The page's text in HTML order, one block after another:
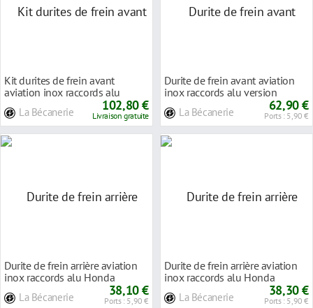
Kit durites de frein avant
aviation inox raccords alu
La Bécanerie 102,80 €
Livraison gratuite
Durite de frein avant aviation
inox raccords alu version
La Bécanerie 62,90 €
Ports : 5,90 €
Durite de frein arrière aviation
inox raccords alu Honda
La Bécanerie 38,10 €
Ports : 5,90 €
Durite de frein arrière aviation
inox raccords alu Honda
La Bécanerie 38,30 €
Ports : 5,90 €